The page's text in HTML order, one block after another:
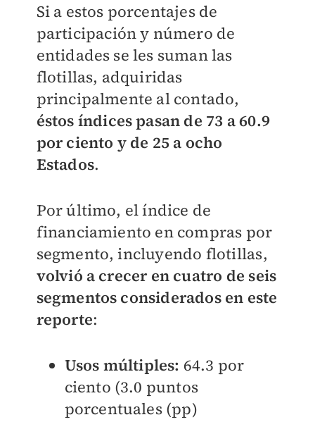
Si a estos porcentajes de
participación y número de
entidades se les suman las
flotillas, adquiridas
principalmente al contado,
éstos índices pasan de 73 a 60.9
por ciento y de 25 a ocho
Estados.
Por último, el índice de
financiamiento en compras por
segmento, incluyendo flotillas,
volvió a crecer en cuatro de seis
segmentos considerados en este
reporte:
Usos múltiples: 64.3 por
ciento (3.0 puntos
porcentuales (pp)